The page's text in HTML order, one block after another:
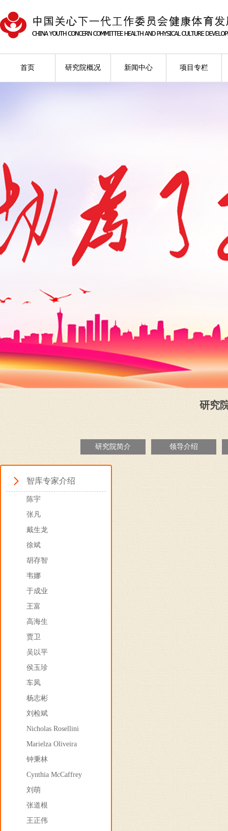
首页 研究院概况 新闻中心 项目专栏
研究
研究院简介 领导介绍
智库专家介绍
陈宇
张凡
戴生龙
徐斌
胡存智
韦娜
于成业
王富
高海生
贾卫
吴以平
侯玉珍
车凤
杨志彬
刘检斌
Nicholas Rosellini
Marielza Oliveira
钟秉林
Cynthia McCaffrey
刘萌
张道根
王正伟